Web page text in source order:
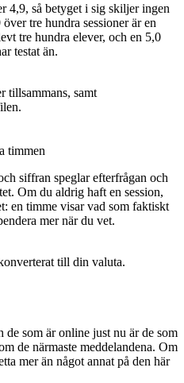
4,9, så betyget i sig skiljer ingen
tre hundra sessioner är en
tre hundra elever, och en 5,0
testat än.
tillsammans, samt
timmen
siffran speglar efterfrågan och
Om du aldrig haft en session,
en timme visar vad som faktiskt
mer när du vet.
till din valuta.
som är online just nu är de som
de närmaste meddelandena. Om
mer än något annat på den här